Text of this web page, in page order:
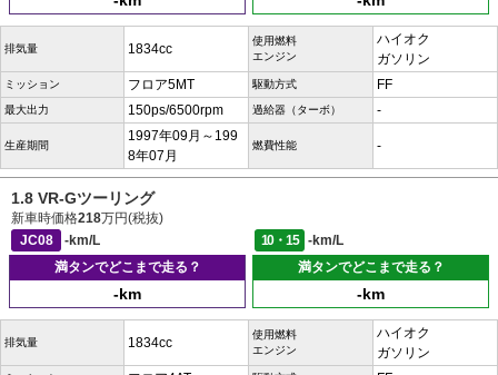
排気量 1834cc
使用燃料
エンジン
ハイオク
ガソリン
ミッション フロア5MT 駆動方式 FF
最大出力 150ps/6500rpm 過給器（ターボ） -
生産期間
1997年09月～199
8年07月
燃費性能 -
1.8 VR-Gツーリング
新車時価格218万円(税抜)
JC08
-km/L 10・15
-km/L
満タンでどこまで走る？
-km
満タンでどこまで走る？
-km
排気量 1834cc
使用燃料
エンジン
ハイオク
ガソリン